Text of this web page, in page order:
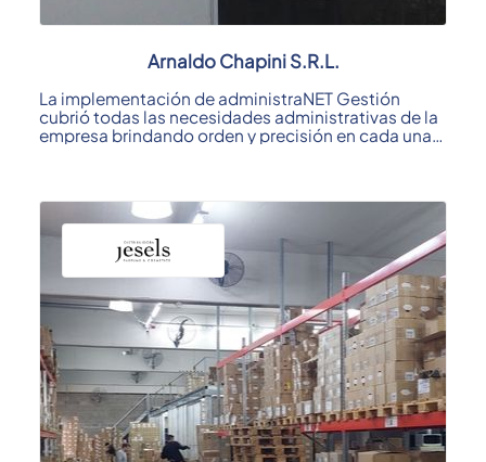
Arnaldo Chapini S.R.L.
La implementación de administraNET Gestión
cubrió todas las necesidades administrativas de la
empresa brindando orden y precisión en cada una